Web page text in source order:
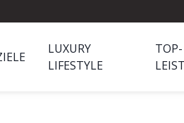
LUXURY
LIFESTYLE
TOP-